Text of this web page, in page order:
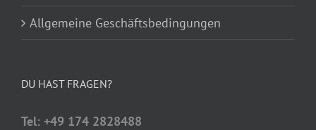
Allgemeine Geschäftsbedingungen
DU HAST FRAGEN?
Tel: +49 174 2828488